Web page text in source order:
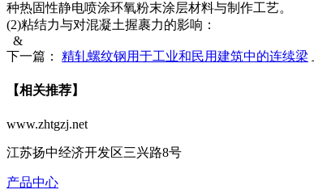
种热固性静电喷涂环氧粉末涂层材料与制作工艺。
(2)粘结力与对混凝土握裹力的影响：
&
下一篇： 精轧螺纹钢用于工业和民用建筑中的连续梁
【相关推荐】
www.zhtgzj.net
江苏扬中经济开发区三兴路8号
产品中心